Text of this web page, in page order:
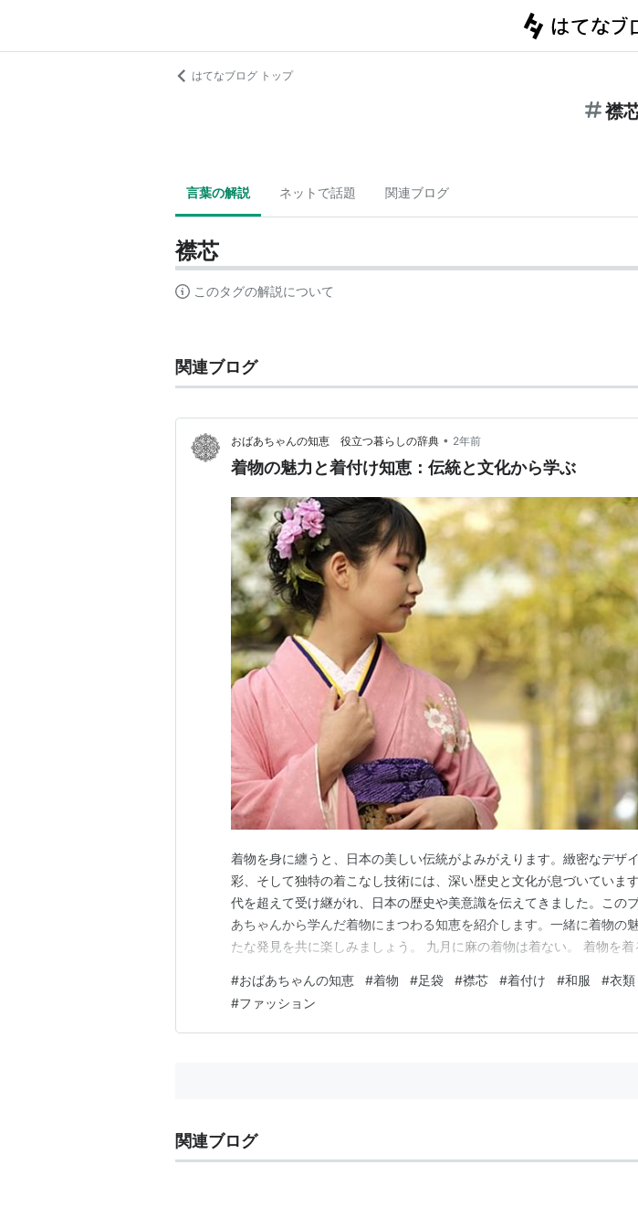
はてなブログ トップ
襟
言葉の解説 ネットで話題 関連ブログ
襟芯
このタグの解説について
関連ブログ
おばあちゃんの知恵 役立つ暮らしの辞典 • 2年前
着物の魅力と着付け知恵：伝統と文化から学ぶ
着物を身に纏うと、日本の美しい伝統がよみがえります。緻密なデザ
彩、そして独特の着こなし技術には、深い歴史と文化が息づいていま
代を超えて受け継がれ、日本の歴史や美意識を伝えてきました。この
あちゃんから学んだ着物にまつわる知恵を紹介します。一緒に着物の
たな発見を共に楽しみましょう。 九月に麻の着物は着ない。 着物を着
うしろ襟を洗濯ばさみでとめると着付けやすい。 晴着の半襟には、も
芯）か和紙を入れる。 まとめ 九月に麻の着物は着な…
#おばあちゃんの知恵 #着物 #足袋 #襟芯 #着付け #和服 #衣類
#ファッション
関連ブログ